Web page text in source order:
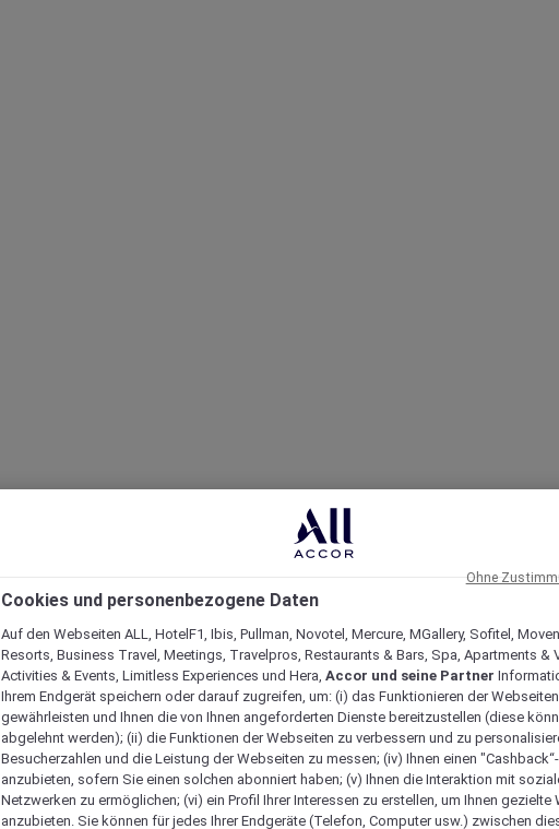
Cookies und personenbezogene Daten
Auf den Webseiten ALL, HotelF1, Ibis, Pullman, Novotel, Mercure, MGallery, Sofitel,
Resorts, Business Travel, Meetings, Travelpros, Restaurants & Bars, Spa, Apartments &
Activities & Events, Limitless Experiences und Hera, Accor und seine Partner
Ihrem Endgerät speichern oder darauf zugreifen, um: (i) das Funktionieren der
gewährleisten und Ihnen die von Ihnen angeforderten Dienste bereitzustellen (diese
abgelehnt werden); (ii) die Funktionen der Webseiten zu verbessern und zu
Besucherzahlen und die Leistung der Webseiten zu messen; (iv) Ihnen einen
anzubieten, sofern Sie einen solchen abonniert haben; (v) Ihnen die Interaktion mit
Netzwerken zu ermöglichen; (vi) ein Profil Ihrer Interessen zu erstellen, um Ihnen gezielte
anzubieten. Sie können für jedes Ihrer Endgeräte (Telefon, Computer usw.) zwischen
Ohne